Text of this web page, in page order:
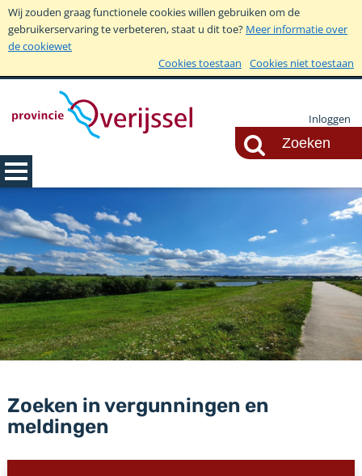
Wij zouden graag functionele cookies willen gebruiken om de
gebruikerservaring te verbeteren, staat u dit toe? Meer informatie over
de cookiewet
Cookies toestaan
Cookies niet toestaan
Inloggen
Zoeken in vergunningen en
meldingen